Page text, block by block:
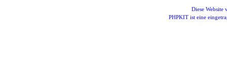
Diese Website
PHPKIT ist eine